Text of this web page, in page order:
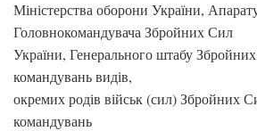
Міністерства оборони України,
Головнокомандувача Збройних Сил
України, Генерального штабу
командувань видів,
окремих родів військ (сил) Збройних
командувань